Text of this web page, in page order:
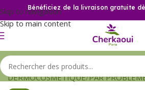
Skip to navigation
Skip to main content
Bénéficiez de la livraison gratuite
DERMOCOSMETIQUE PAR